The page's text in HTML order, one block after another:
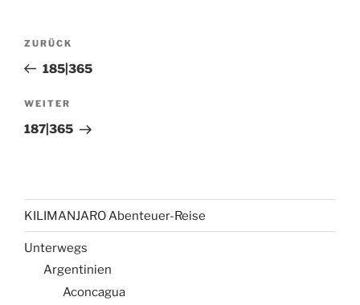
Beitragsnavigation
Vorheriger
Beitrag
ZURÜCK
185|365
Nächster
Beitrag
WEITER
187|365
KILIMANJARO Abenteuer-Reise
Unterwegs
Argentinien
Aconcagua